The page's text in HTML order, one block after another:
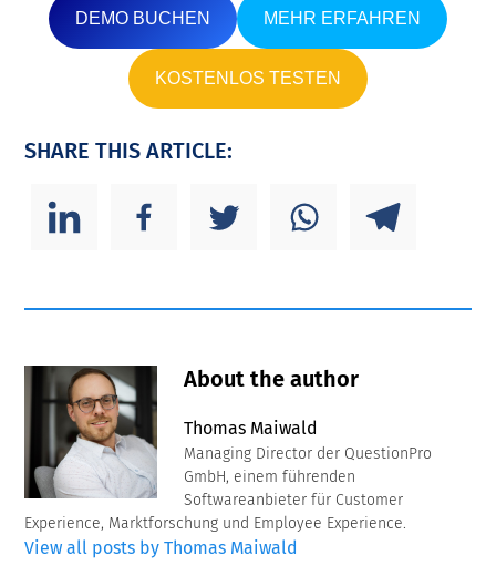
DEMO BUCHEN MEHR ERFAHREN
KOSTENLOS TESTEN
SHARE THIS ARTICLE:
About the author
Thomas Maiwald
Managing Director der QuestionPro
GmbH, einem führenden
Softwareanbieter für Customer
Experience, Marktforschung und Employee Experience.
View all posts by Thomas Maiwald